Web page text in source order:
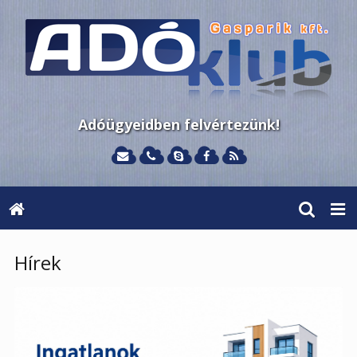
Adóügyeidben felvértezünk!
Hírek